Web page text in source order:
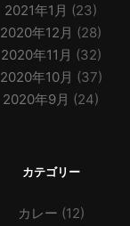
2021年1月 (23)
2020年12月 (28)
2020年11月 (32)
2020年10月 (37)
2020年9月 (24)
カテゴリー
カレー (12)